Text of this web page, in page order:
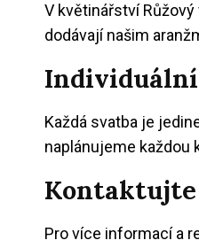
V květinářství
dodávají našim
Každá svatba je
naplánujeme každou
Kontaktujte
Pro více informací a